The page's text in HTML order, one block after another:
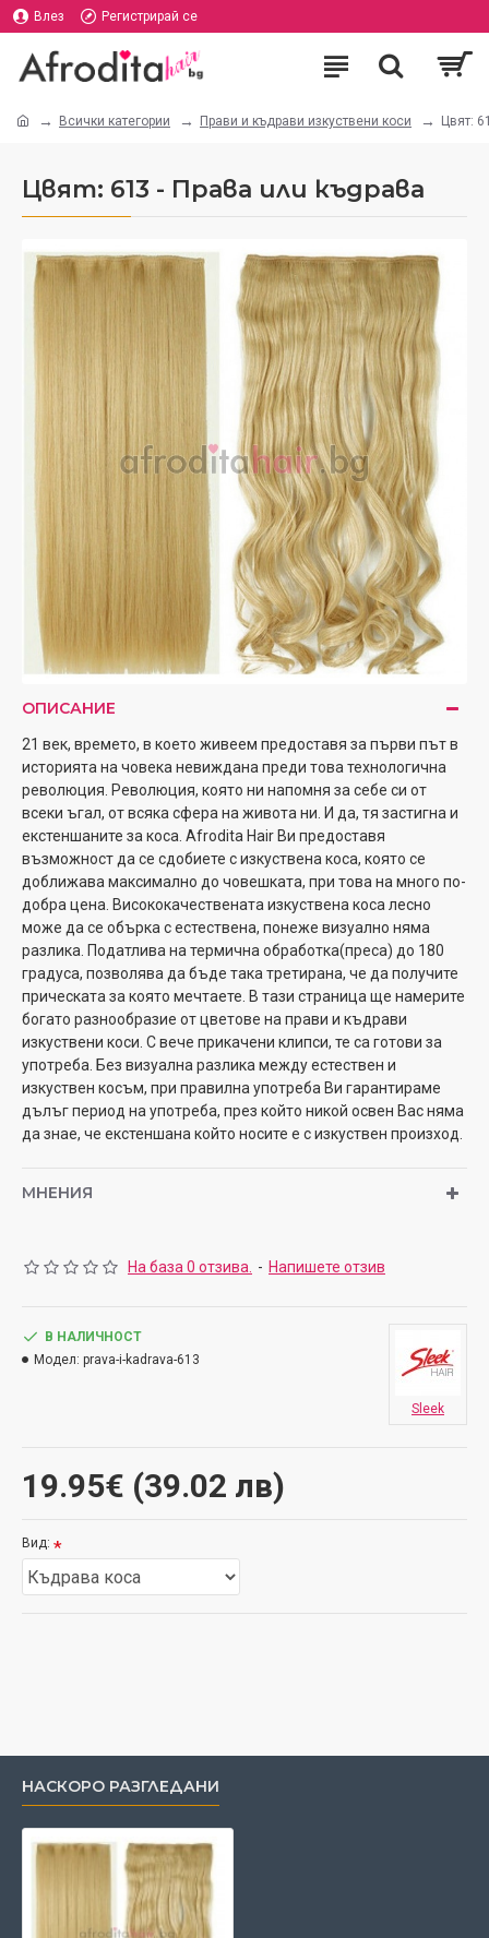
Влез Регистрирай се
Всички категории Прави и къдрави изкуствени коси Цвят:
Цвят: 613 - Права или къдрава
ОПИСАНИЕ
21 век, времето, в което живеем предоставя за първи път в
историята на човека невиждана преди това технологична
революция. Революция, която ни напомня за себе си от
всеки ъгал, от всяка сфера на живота ни. И да, тя застигна и
екстеншаните за коса. Afrodita Hair Ви предоставя
възможност да се сдобиете с изкуствена коса, която се
доближава максимално до човешката, при това на много по-
добра цена. Висококачествената изкуствена коса лесно
може да се обърка с естествена, понеже визуално няма
разлика. Податлива на термична обработка(преса) до 180
градуса, позволява да бъде така третирана, че да получите
прическата за която мечтаете. В тази страница ще намерите
богато разнообразие от цветове на прави и къдрави
изкуствени коси. С вече прикачени клипси, те са готови за
употреба. Без визуална разлика между естествен и
изкуствен косъм, при правилна употреба Ви гарантираме
дълъг период на употреба, през който никой освен Вас няма
да знае, че екстеншана който носите е с изкуствен произход.
МНЕНИЯ
На база 0 отзива. - Напишете отзив
19.95€ (39.02 лв)
В НАЛИЧНОСТ
Модел: prava-i-kadrava-613
Sleek
Вид:
НАСКОРО РАЗГЛЕДАНИ